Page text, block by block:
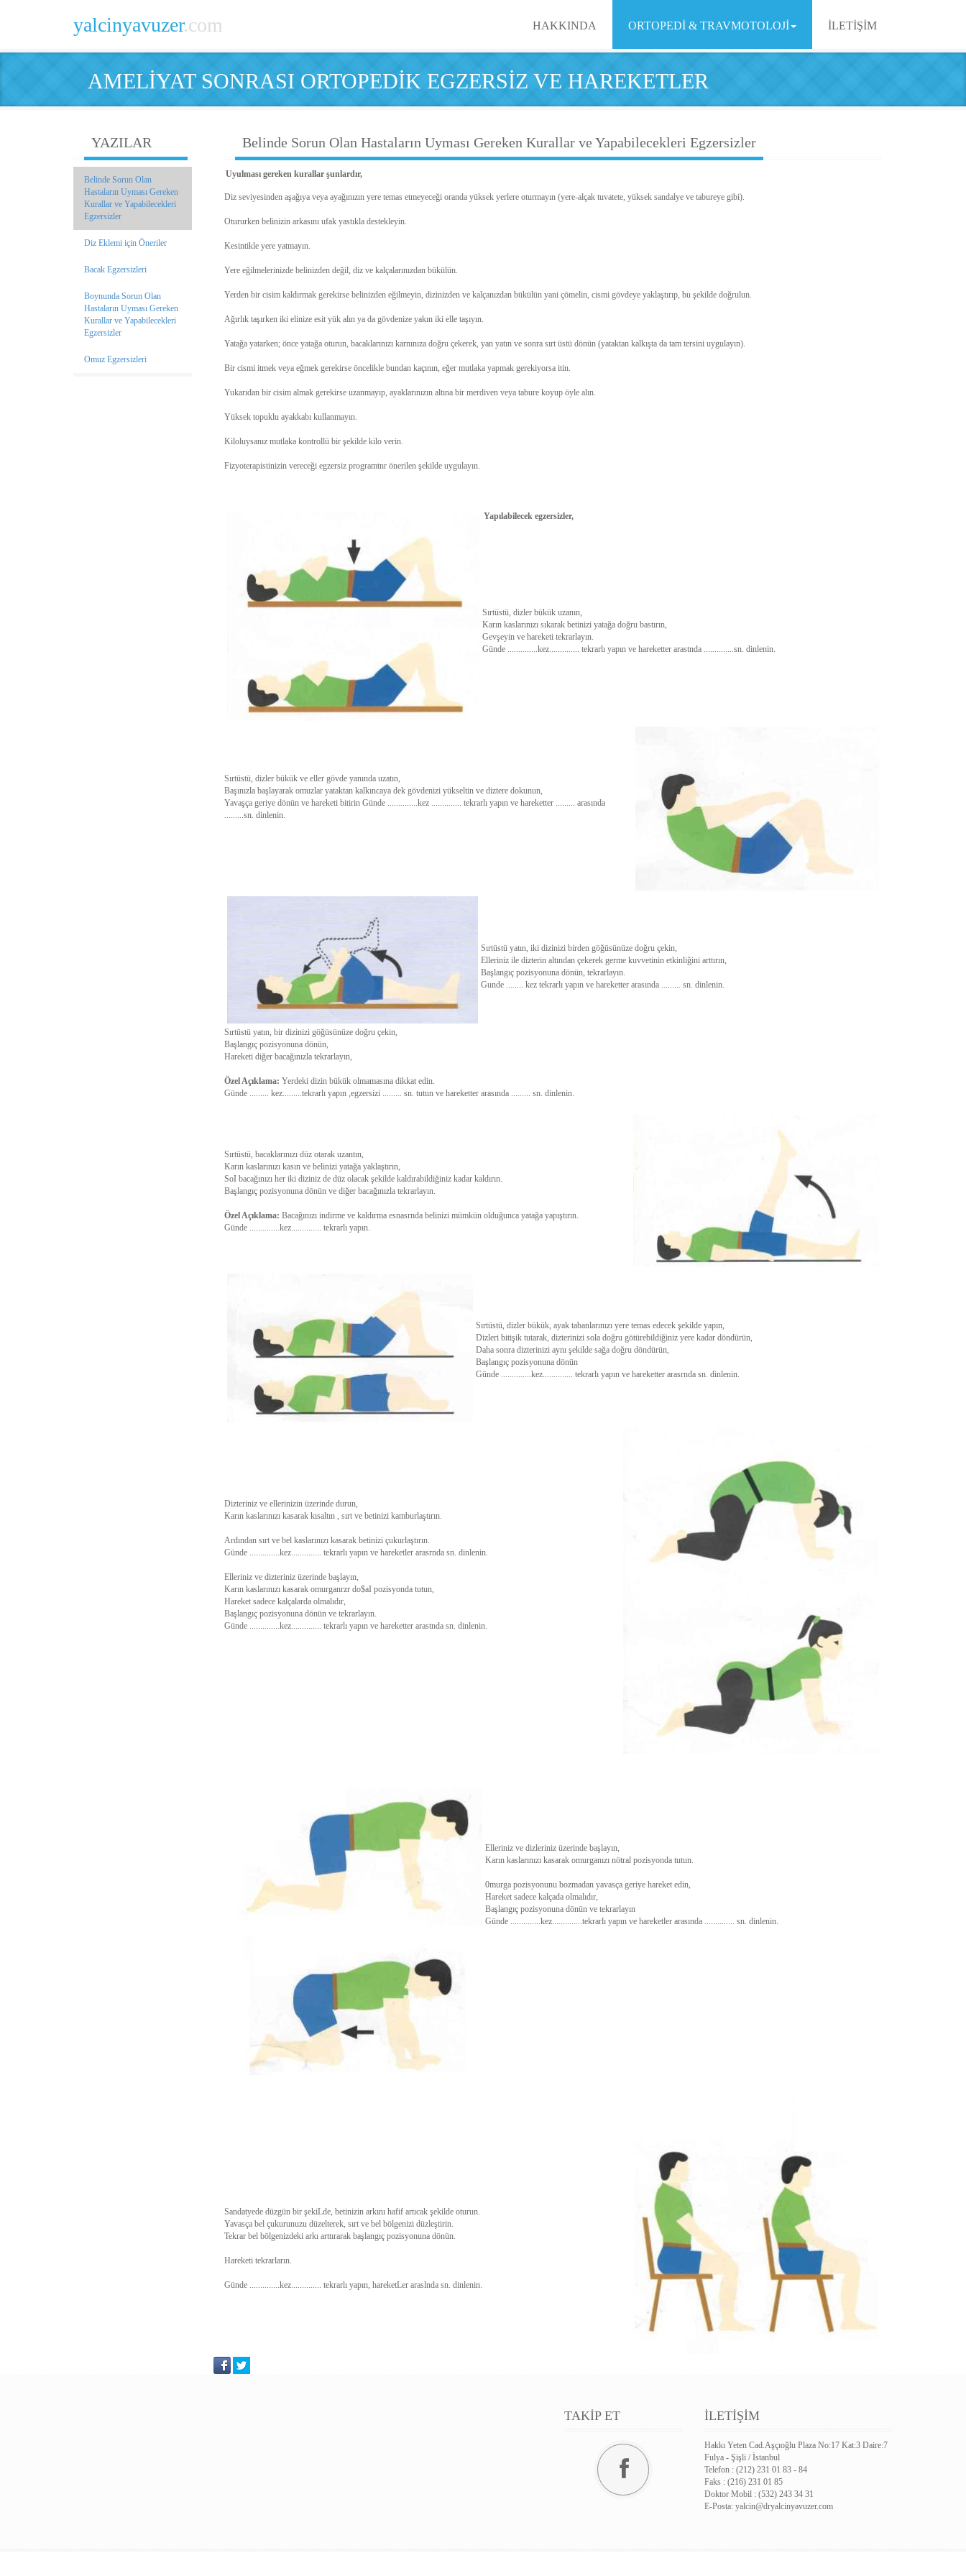
yalcinyavuzer.com HAKKINDA ORTOPEDİ & TRAVMOTOLOJİ İLETİŞİM
AMELİYAT SONRASI ORTOPEDİK EGZERSİZ VE HAREKETLER
YAZILAR
Belinde Sorun Olan
Hastaların Uyması Gereken
Kurallar ve Yapabilecekleri
Egzersizler
Diz Eklemi için Öneriler
Bacak Egzersizleri
Boynunda Sorun Olan
Hastaların Uyması Gereken
Kurallar ve Yapabilecekleri
Egzersizler
Omuz Egzersizleri
Belinde Sorun Olan Hastaların Uyması Gereken Kurallar ve Yapabilecekleri Egzersizler
Uyulması gereken kurallar şunlardır,
Diz seviyesinden aşağıya veya ayağınızın yere temas etmeyeceği oranda yüksek yerlere oturmayın (yere-alçak tuvatete, yüksek sandalye ve tabureye gibi).
Otururken belinizin arkasını ufak yastıkla destekleyin.
Kesintikle yere yatmayın.
Yere eğilmelerinizde belinizden değil, diz ve kalçalarınızdan bükülün.
Yerden bir cisim kaldırmak gerekirse belinizden eğilmeyin, dizinizden ve kalçanızdan bükülün yani çömelin, cismi gövdeye yaklaştırıp, bu şekilde doğrulun.
Ağırlık taşırken iki elinize esit yük alın ya da gövdenize yakın iki elle taşıyın.
Yatağa yatarken; önce yatağa oturun, bacaklarınızı karnınıza doğru çekerek, yan yatın ve sonra sırt üstü dönün (yataktan kalkışta da tam tersini uygulayın).
Bir cismi itmek veya eğmek gerekirse öncelikle bundan kaçının, eğer mutlaka yapmak gerekiyorsa itin.
Yukarıdan bir cisim almak gerekirse uzanmayıp, ayaklarınızın altına bir merdiven veya tabure koyup öyle alın.
Yüksek topuklu ayakkabı kullanmayın.
Kiloluysanız mutlaka kontrollü bir şekilde kilo verin.
Fizyoterapistinizin vereceği egzersiz programtnr önerilen şekilde uygulayın.
Yapılabilecek egzersizler,
Sırtüstü, dizler bükük uzanın,
Karın kaslarınızı sıkarak betinizi yatağa doğru bastırın,
Gevşeyin ve hareketi tekrarlayın.
Günde ..............kez.............. tekrarlı yapın ve hareketter arastnda ..............sn. dinlenin.
Sırtüstü, dizler bükük ve eller gövde yanında uzatın,
Başınızla başlayarak omuzlar yataktan kalkıncaya dek gövdenizi yükseltin ve diztere dokunun,
Yavaşça geriye dönün ve hareketi bitirin Günde ..............kez .............. tekrarlı yapın ve hareketter ......... arasında
.........sn. dinlenin.
Sırtüstü yatın, iki dizinizi birden göğüsünüze doğru çekin,
Elleriniz ile dizterin altından çekerek germe kuvvetinin etkinliğini arttırın,
Başlangıç pozisyonuna dönün, tekrarlayın.
Gunde ........ kez tekrarlı yapın ve hareketter arasında ......... sn. dinlenin.
Sırtüstü yatın, bir dizinizi göğüsünüze doğru çekin,
Başlangıç pozisyonuna dönün,
Hareketi diğer bacağınızla tekrarlayın,
Özel Açıklama: Yerdeki dizin bükük olmamasına dikkat edin.
Günde ......... kez.........tekrarlı yapın ,egzersizi ......... sn. tutun ve hareketter arasında ......... sn. dinlenin.
Sırtüstü, bacaklarınızı düz otarak uzantın,
Karın kaslarınızı kasın ve belinizi yatağa yaklaştırın,
SoI bacağınızı her iki diziniz de düz olacak şekilde kaldırabildiğiniz kadar kaldırın.
Başlangıç pozisyonuna dönün ve diğer bacağınızla tekrarlayın.
Özel Açıklama: Bacağınızı indirme ve kaldırma esnasrnda belinizi mümkün olduğunca yatağa yapıştırın.
Günde ..............kez.............. tekrarlı yapın.
Sırtüstü, dizler bükük, ayak tabanlarınızı yere temas edecek şekilde yapın,
Dizleri bitişik tutarak, dizterinizi sola doğru götürebildiğiniz yere kadar döndürün,
Daha sonra dizterinizi aynı şekilde sağa doğru döndürün,
Başlangıç pozisyonuna dönün
Günde ..............kez.............. tekrarlı yapın ve hareketter arasrnda sn. dinlenin.
Dizteriniz ve ellerinizin üzerinde durun,
Karın kaslarınızı kasarak kısaltın , sırt ve betinizi kamburlaştırın.
Ardından sırt ve bel kaslarınızı kasarak betinizi çukurlaştırın.
Günde ..............kez.............. tekrarlı yapın ve hareketler arasrnda sn. dinlenin.
Elleriniz ve dizteriniz üzerinde başlayın,
Karın kaslarınızı kasarak omurganrzr do$aI pozisyonda tutun,
Hareket sadece kalçalarda olmalıdır,
Başlangıç pozisyonuna dönün ve tekrarlayın.
Günde ..............kez.............. tekrarlı yapın ve hareketter arastnda sn. dinlenin.
Elleriniz ve dizleriniz üzerinde başlayın,
Karın kaslarınızı kasarak omurganızı nötral pozisyonda tutun.
0murga pozisyonunu bozmadan yavasça geriye hareket edin,
Hareket sadece kalçada olmalıdır,
Başlangıç pozisyonuna dönün ve tekrarlayın
Günde ..............kez..............tekrarlı yapın ve hareketler arasında .............. sn. dinlenin.
Sandatyede düzgün bir şekiLde, betinizin arkını hafif artıcak şekilde oturun.
Yavasça bel çukurunuzu düzelterek, sırt ve bel bölgenizi düzleştirin.
Tekrar bel bölgenizdeki arkı arttırarak başlangıç pozisyonuna dönün.
Hareketi tekrarların.
Günde ..............kez.............. tekrarlı yapın, hareketLer araslnda sn. dinlenin.
TAKİP ET İLETİŞİM
Hakkı Yeten Cad.Aşçıoğlu Plaza No:17 Kat:3 Daire:7
Fulya - Şişli / İstanbul
Telefon : (212) 231 01 83 - 84
Faks : (216) 231 01 85
Doktor Mobil : (532) 243 34 31
E-Posta: yalcin@dryalcinyavuzer.com